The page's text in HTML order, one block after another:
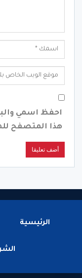
احفظ اسمي
هذا المتصفح
الرئيسية